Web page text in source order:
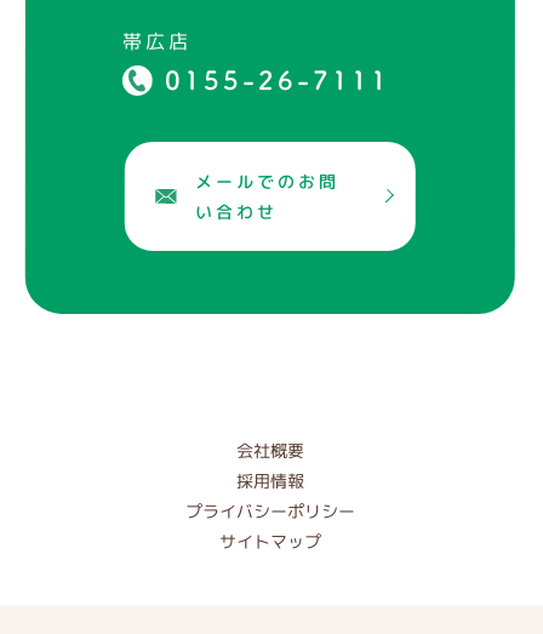
帯広店
0155-26-7111
メールでのお問
い合わせ
会社概要
採用情報
プライバシーポリシー
サイトマップ